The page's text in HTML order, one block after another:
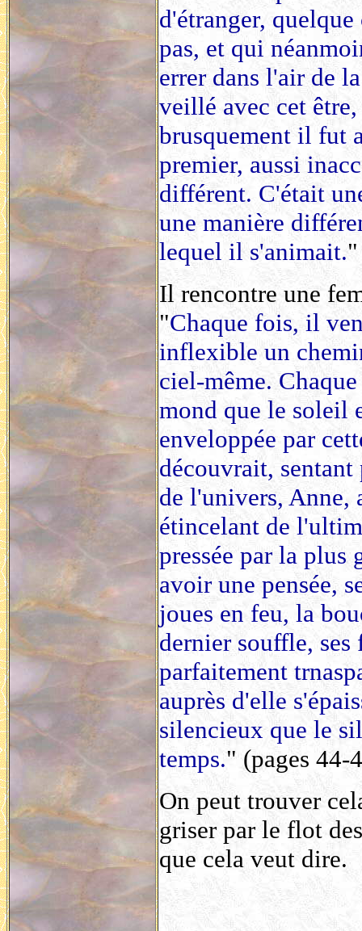
d'étranger,
pas, et qui
errer dans l'air de
veillé avec cet
brusquement il fut
premier, aussi
différent. C'était
une manière
lequel il s'animait.
Il rencontre une
"Chaque fois, il
inflexible un
ciel-même.
mond que le soleil
enveloppée par
découvrait,
de l'univers, Anne,
étincelant de
pressée par la plus
avoir une pensée,
joues en feu, la
dernier souffle,
parfaitement
auprès d'elle
silencieux que le
temps." (pages 44-
On peut trouver
griser par le flot
que cela veut dire.